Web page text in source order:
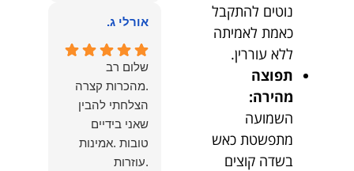
נוטים להתקבל
כאמת לאמיתה
ללא עוררין.
תפוצה
מהירה:
השמועה
מתפשטת כאש
בשדה קוצים
הלב לכל מי
שמחפש עורך דין
מקצועי, אמין
ומסור.
הוא שלנו.
אורלי ג.
שלום רב
.מהכרות קצרה
הצלחתי להבין
שאני בידיים
טובות .אמינות
.עוזרות